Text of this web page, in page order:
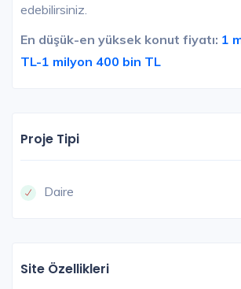
edebilirsiniz.
En düşük-en yüksek konut fiyatı: 1
TL-1 milyon 400 bin TL
Proje Tipi
Daire
Site Özellikleri